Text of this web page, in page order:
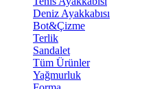
Deniz Ayakkabısı
Bot&Çizme
Terlik
Sandalet
Tüm Ürünler
Yağmurluk